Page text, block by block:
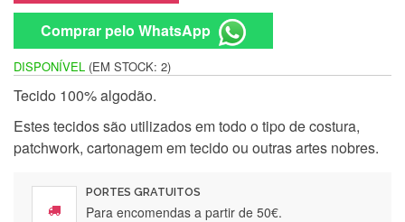
Comprar pelo WhatsApp
DISPONÍVEL (EM STOCK: 2)
Tecido 100% algodão.
Estes tecidos são utilizados em todo o tipo de costura,
patchwork, cartonagem em tecido ou outras artes nobres.
PORTES GRATUITOS
Para encomendas a partir de 50€.